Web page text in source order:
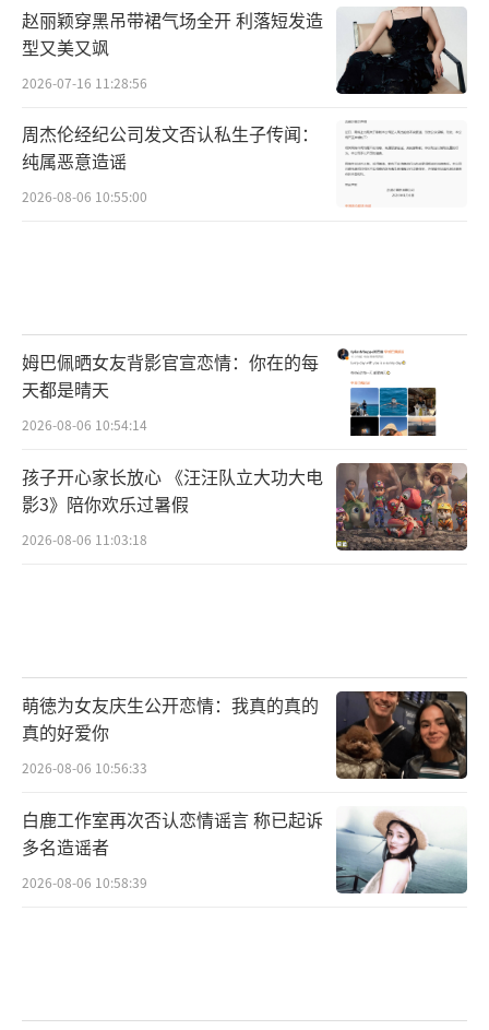
赵丽颖穿黑吊带裙气场全开 利落短发造
型又美又飒
2026-07-16 11:28:56
周杰伦经纪公司发文否认私生子传闻：
纯属恶意造谣
2026-08-06 10:55:00
姆巴佩晒女友背影官宣恋情：你在的每
天都是晴天
2026-08-06 10:54:14
孩子开心家长放心 《汪汪队立大功大电
影3》陪你欢乐过暑假
2026-08-06 11:03:18
萌徳为女友庆生公开恋情：我真的真的
真的好爱你
2026-08-06 10:56:33
白鹿工作室再次否认恋情谣言 称已起诉
多名造谣者
2026-08-06 10:58:39